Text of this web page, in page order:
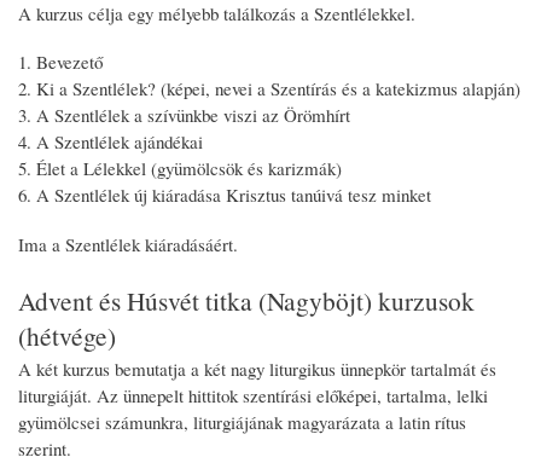
A kurzus célja egy mélyebb találkozás a Szentlélekkel.
Bevezető
Ki a Szentlélek? (képei, nevei a Szentírás és a katekizmus alapján)
A Szentlélek a szívünkbe viszi az Örömhírt
A Szentlélek ajándékai
Élet a Lélekkel (gyümölcsök és karizmák)
A Szentlélek új kiáradása Krisztus tanúivá tesz minket
Ima a Szentlélek kiáradásáért.
Advent és Húsvét titka (Nagyböjt) kurzusok
(hétvége)
A két kurzus bemutatja a két nagy liturgikus ünnepkör tartalmát és
liturgiáját. Az ünnepelt hittitok szentírási előképei, tartalma, lelki
gyümölcsei számunkra, liturgiájának magyarázata a latin rítus
szerint.